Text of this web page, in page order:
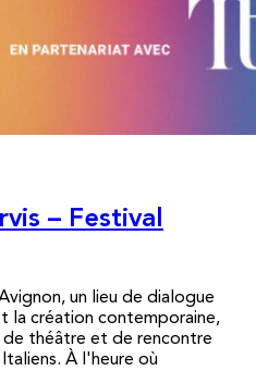
– Festival
un lieu de dialogue
la création contemporaine,
de théâtre et de rencontre
À l'heure où